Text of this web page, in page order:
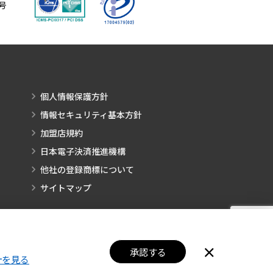
個人情報保護方針
情報セキュリティ基本方針
加盟店規約
日本電子決済推進機構
他社の登録商標について
サイトマップ
見る
承認する ×